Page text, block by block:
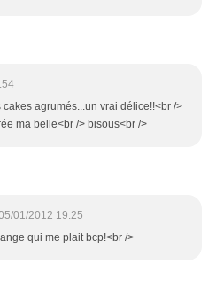
agrumés...un vrai délice!!<br />
ma belle<br /> bisous<br />
01/2012 19:25
qui me plait bcp!<br />